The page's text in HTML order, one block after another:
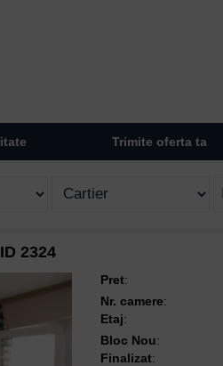
Trimite oferta ta
2324
Pret:
Nr. camere:
Etaj:
Bloc Nou:
Finalizat: